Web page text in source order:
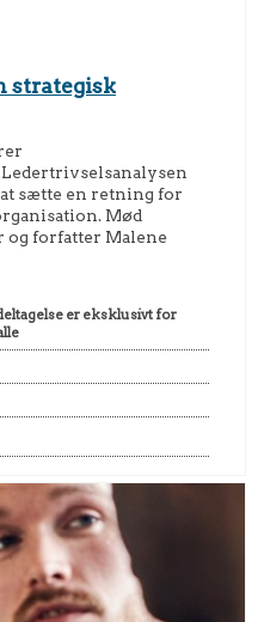
strategisk
sætte en retning for
Mød
og forfatter Malene
er eksklusivt for